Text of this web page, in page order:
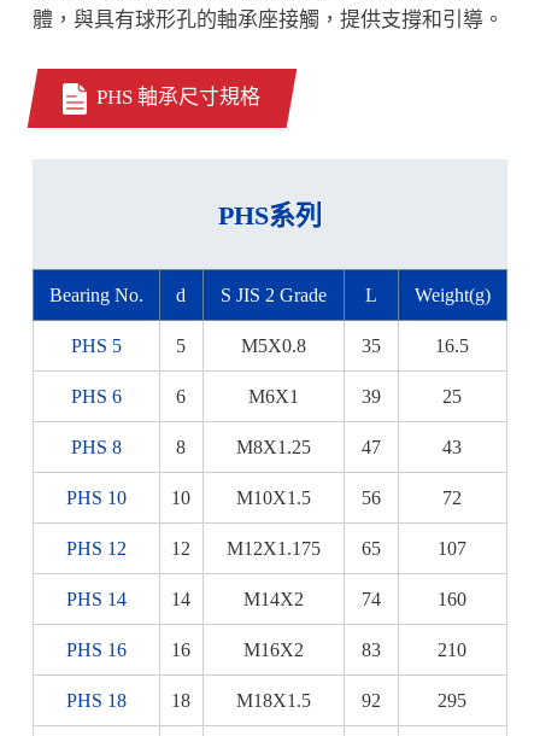
體，與具有球形孔的軸承座接觸，提供支撐和引導。
PHS 軸承尺寸規格
PHS系列
Bearing No. d S JIS 2 Grade L Weight(g)
PHS 5 5 M5X0.8 35 16.5
PHS 6 6 M6X1 39 25
PHS 8 8 M8X1.25 47 43
PHS 10 10 M10X1.5 56 72
PHS 12 12 M12X1.175 65 107
PHS 14 14 M14X2 74 160
PHS 16 16 M16X2 83 210
PHS 18 18 M18X1.5 92 295